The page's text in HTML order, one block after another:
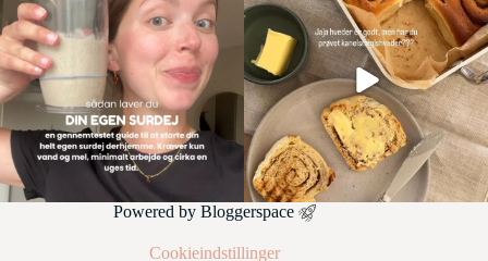
Powered byBloggerspace
Cookieindstillinger